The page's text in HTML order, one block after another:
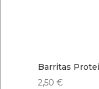
Barritas
2,50 €